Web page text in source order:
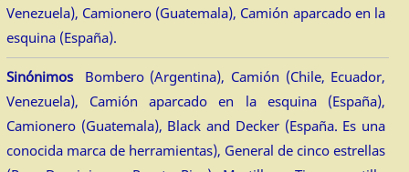
Venezuela), Camionero (Guatemala), Camión aparcado en la
esquina (España).
Sinónimos
Bombero (Argentina), Camión (Chile, Ecuador,
Venezuela), Camión aparcado en la esquina (España),
Camionero (Guatemala), Black and Decker (España. Es una
conocida marca de herramientas), General de cinco estrellas